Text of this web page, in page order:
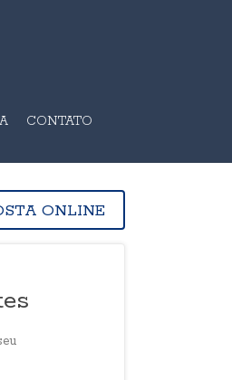
CONTATO
ONLINE